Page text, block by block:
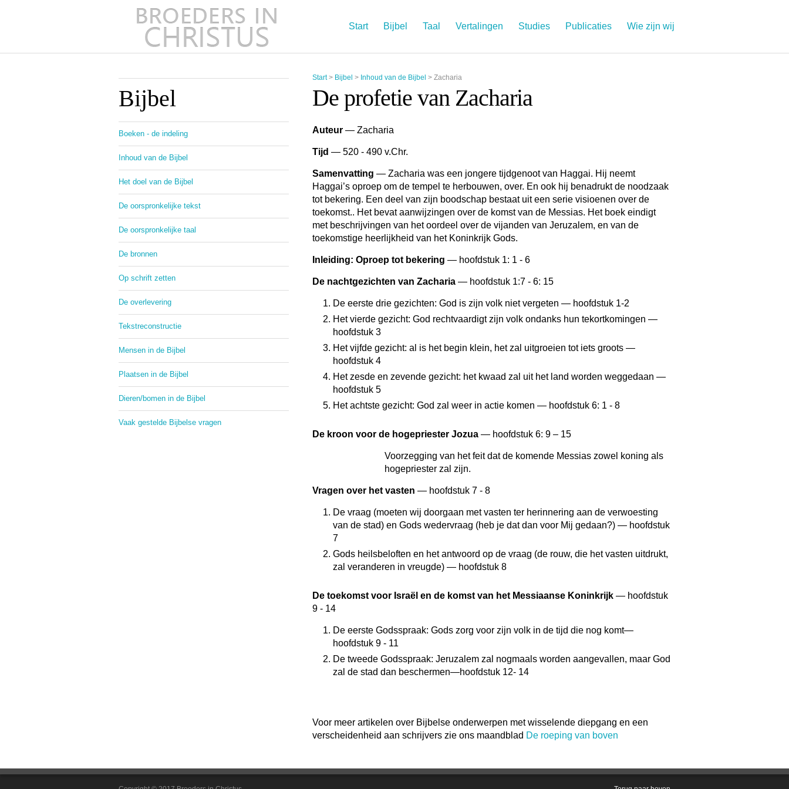
Start Bijbel Taal Vertalingen Studies Publicaties Wie zijn wij
Start> Bijbel > Inhoud van de Bijbel > Zacharia
De profetie van Zacharia
Auteur — Zacharia
Tijd — 520 - 490 v.Chr.
Samenvatting — Zacharia was een jongere tijdgenoot van Haggai. Hij neemt
Haggai’s oproep om de tempel te herbouwen, over. En ook hij benadrukt de noodzaak
tot bekering. Een deel van zijn boodschap bestaat uit een serie visioenen over de
toekomst.. Het bevat aanwijzingen over de komst van de Messias. Het boek eindigt
met beschrijvingen van het oordeel over de vijanden van Jeruzalem, en van de
toekomstige heerlijkheid van het Koninkrijk Gods.
Inleiding: Oproep tot bekering — hoofdstuk 1: 1 - 6
De nachtgezichten van Zacharia — hoofdstuk 1:7 - 6: 15
De eerste drie gezichten: God is zijn volk niet vergeten — hoofdstuk 1-2
Het vierde gezicht: God rechtvaardigt zijn volk ondanks hun tekortkomingen —
hoofdstuk 3
Het vijfde gezicht: al is het begin klein, het zal uitgroeien tot iets groots —
hoofdstuk 4
Het zesde en zevende gezicht: het kwaad zal uit het land worden weggedaan —
hoofdstuk 5
Het achtste gezicht: God zal weer in actie komen — hoofdstuk 6: 1 - 8
De kroon voor de hogepriester Jozua — hoofdstuk 6: 9 – 15
Voorzegging van het feit dat de komende Messias zowel koning als
hogepriester zal zijn.
Vragen over het vasten — hoofdstuk 7 - 8
De vraag (moeten wij doorgaan met vasten ter herinnering aan de verwoesting
van de stad) en Gods wedervraag (heb je dat dan voor Mij gedaan?) — hoofdstuk
7
Gods heilsbeloften en het antwoord op de vraag (de rouw, die het vasten uitdrukt,
zal veranderen in vreugde) — hoofdstuk 8
De toekomst voor Israël en de komst van het Messiaanse Koninkrijk — hoofdstuk
9 - 14
De eerste Godsspraak: Gods zorg voor zijn volk in de tijd die nog komt—
hoofdstuk 9 - 11
De tweede Godsspraak: Jeruzalem zal nogmaals worden aangevallen, maar God
zal de stad dan beschermen—hoofdstuk 12- 14
Voor meer artikelen over Bijbelse onderwerpen met wisselende diepgang en een
verscheidenheid aan schrijvers zie ons maandblad De roeping van boven
Bijbel
Boeken - de indeling
Inhoud van de Bijbel
Het doel van de Bijbel
De oorspronkelijke tekst
De oorspronkelijke taal
De bronnen
Op schrift zetten
De overlevering
Tekstreconstructie
Mensen in de Bijbel
Plaatsen in de Bijbel
Dieren/bomen in de Bijbel
Vaak gestelde Bijbelse vragen